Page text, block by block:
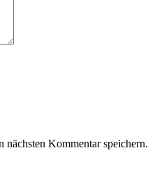
Kommentar speichern.